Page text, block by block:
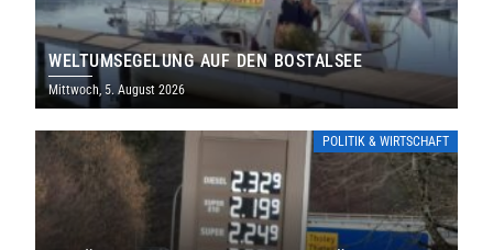
WELTUMSEGELUNG AUF DEN BOSTALSEE
Mittwoch, 5. August 2026
POLITIK & WIRTSCHAFT